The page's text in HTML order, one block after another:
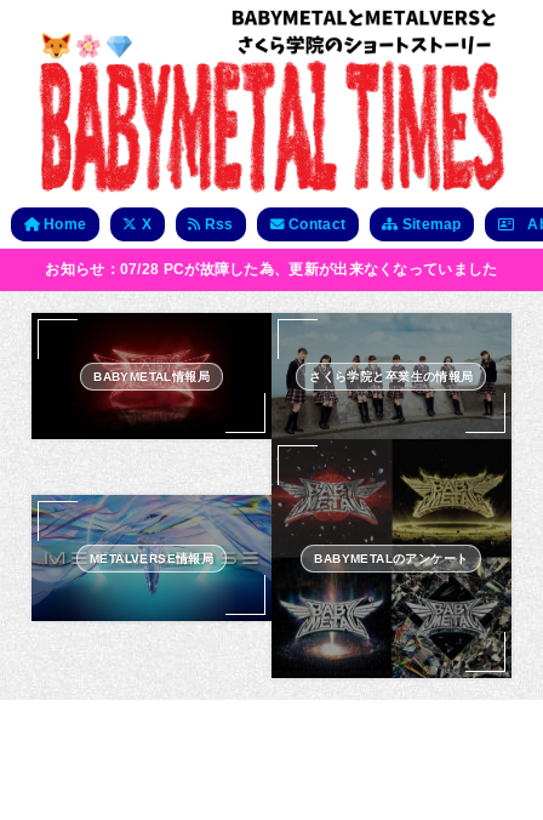
Home X Rss Contact Sitemap
お知らせ：07/28 PCが故障した為、更新が出来なくなっていました
BABYMETAL情報局 さくら学院と卒業生の情報局
METALVERSE情報局 BABYMETALのアンケート